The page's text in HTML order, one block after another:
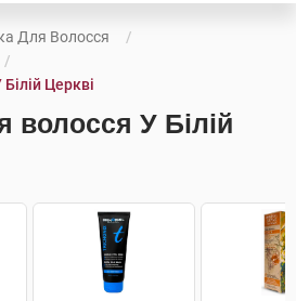
Для Волосся
Церкві
волосся У Білій